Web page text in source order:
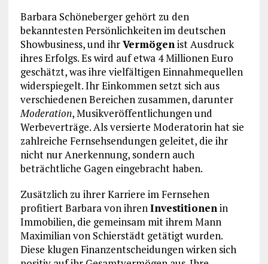
Barbara Schöneberger gehört zu den
bekanntesten Persönlichkeiten im deutschen
Showbusiness, und ihrVermögen ist Ausdruck
ihres Erfolgs. Es wird auf etwa 4 Millionen Euro
geschätzt, was ihre vielfältigen Einnahmequellen
widerspiegelt. Ihr Einkommen setzt sich aus
verschiedenen Bereichen zusammen, darunter
Moderation, Musikveröffentlichungen und
Werbeverträge. Als versierte Moderatorin hat sie
zahlreiche Fernsehsendungen geleitet, die ihr
nicht nur Anerkennung, sondern auch
beträchtliche Gagen eingebracht haben.
Zusätzlich zu ihrer Karriere im Fernsehen
profitiert Barbara von ihren Investitionen in
Immobilien, die gemeinsam mit ihrem Mann
Maximilian von Schierstädt getätigt wurden.
Diese klugen Finanzentscheidungen wirken sich